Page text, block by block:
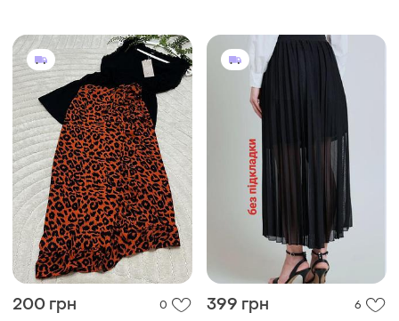
200 грн 0 399 грн
6